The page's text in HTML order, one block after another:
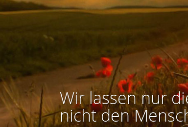
Wir lassen nur
nicht den